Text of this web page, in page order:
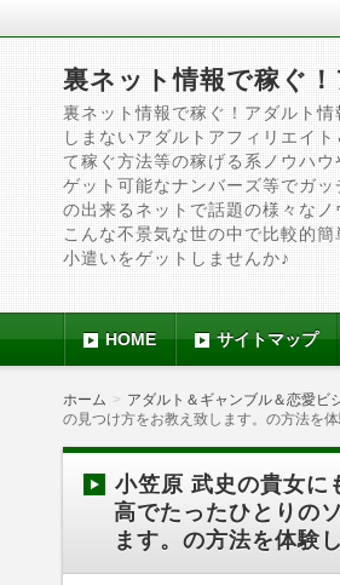
裏ネット情報で稼ぐ
裏ネット情報で稼ぐ！アダルト
しまないアダルトアフィリエイ
て稼ぐ方法等の稼げる系ノウハ
ゲット可能なナンバーズ等でガ
の出来るネットで話題の様々な
こんな不景気な世の中で比較的
小遣いをゲットしませんか♪
HOME サイトマップ
ホーム アダルト＆ギャンブル＆恋愛ビ
の見つけ方をお教え致します。の方法を
小笠原 武史の貴女に
高でたったひとりの
ます。の方法を体験